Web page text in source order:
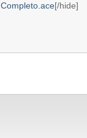
[/hide]